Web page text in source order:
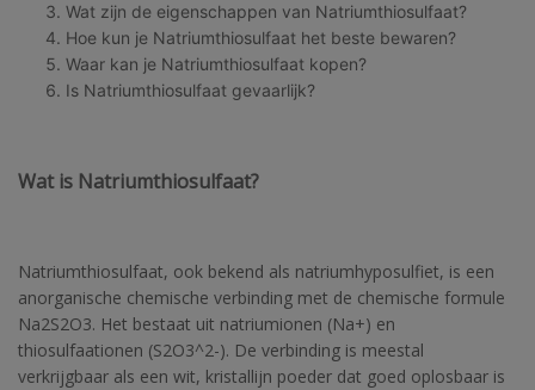
Wat zijn de eigenschappen van Natriumthiosulfaat?
Hoe kun je Natriumthiosulfaat het beste bewaren?
Waar kan je Natriumthiosulfaat kopen?
Is Natriumthiosulfaat gevaarlijk?
Wat is Natriumthiosulfaat?
Natriumthiosulfaat, ook bekend als natriumhyposulfiet, is een
anorganische chemische verbinding met de chemische formule
Na2S2O3. Het bestaat uit natriumionen (Na+) en
thiosulfaationen (S2O3^2-). De verbinding is meestal
verkrijgbaar als een wit, kristallijn poeder dat goed oplosbaar is